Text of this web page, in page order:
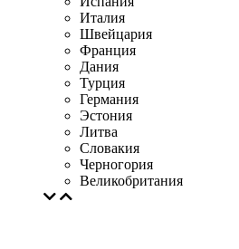
Италия
Швейцария
Франция
Дания
Турция
Германия
Эстония
Литва
Словакия
Черногория
Великобритания